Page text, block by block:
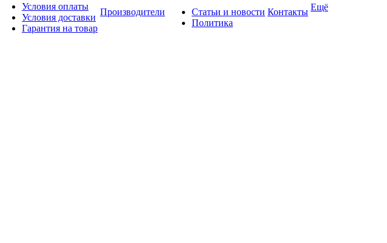
Условия оплаты
Условия доставки
Гарантия на товар
Производители
Статьи и новости
Политика
Контакты Ещё